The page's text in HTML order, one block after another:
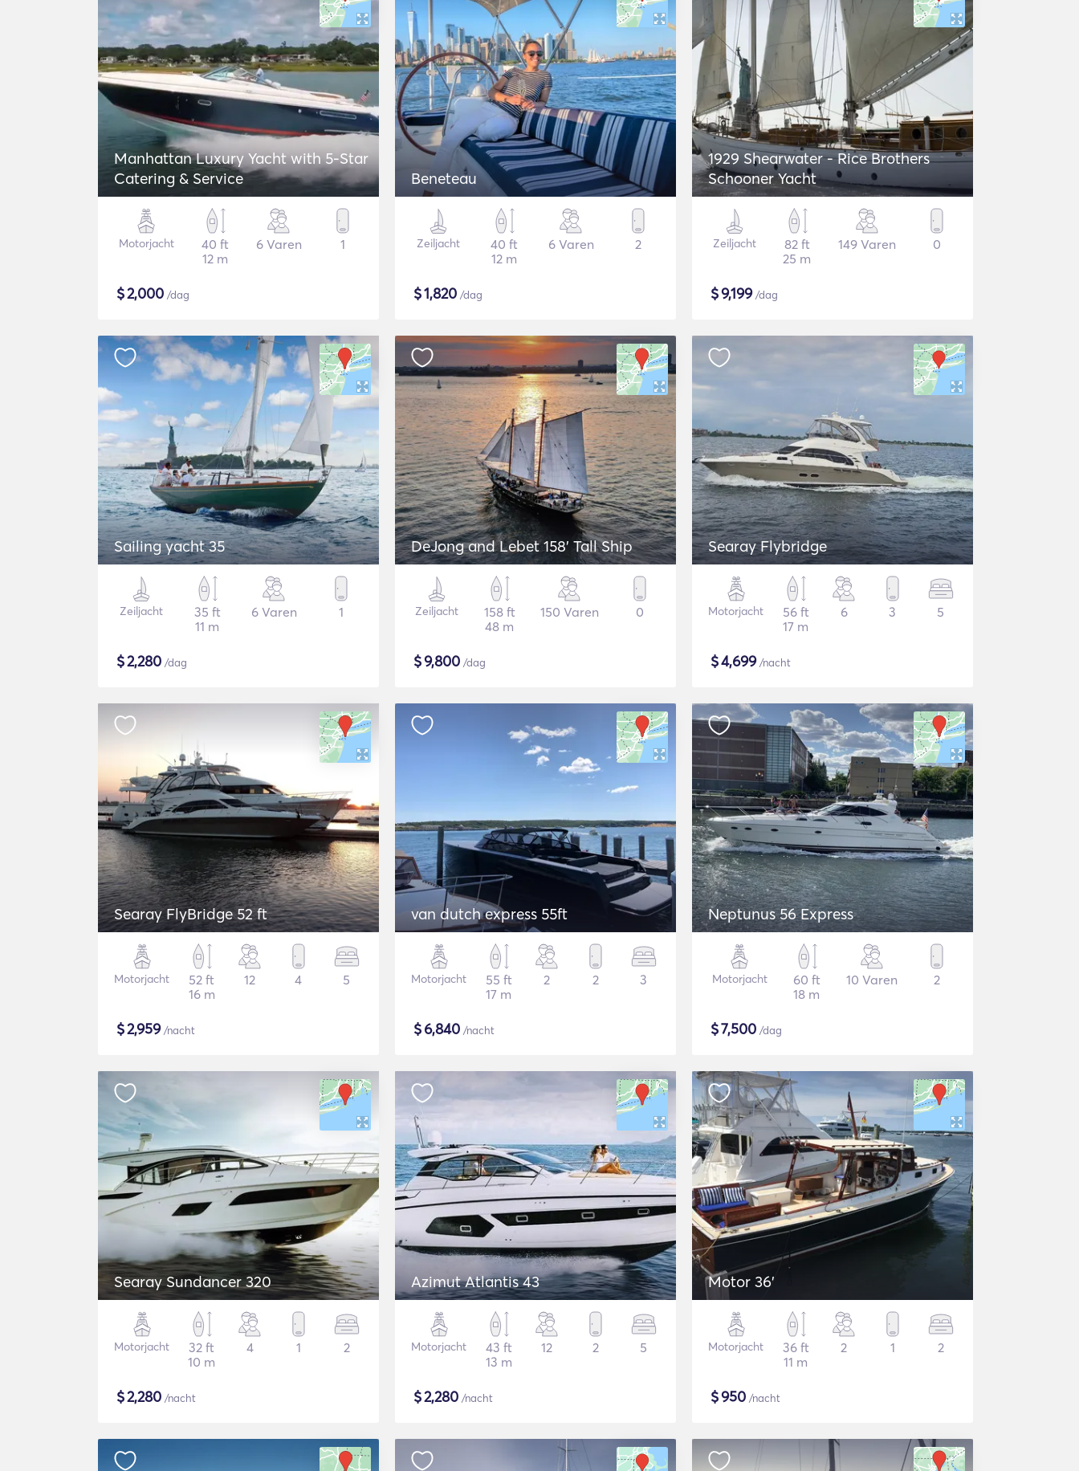
Manhattan Luxury Yacht with 5-Star
Catering & Service
Motorjacht
40 ft
12 m
6 Varen 1
$2,000 /dag
Beneteau
Zeiljacht
40 ft
12 m
6 Varen 2
$1,820 /dag
1929 Shearwater - Rice Brothers
Schooner Yacht
Zeiljacht
82 ft
25 m
149 Varen 0
$9,199/dag
Sailing yacht 35
Zeiljacht
35 ft
11 m
6 Varen 1
$2,280 /dag
DeJong and Lebet 158' Tall Ship
Zeiljacht
158 ft
48 m
150 Varen 0
$9,800 /dag
Searay Flybridge
Motorjacht
56 ft
17 m
6 3 5
$4,699/nacht
Searay FlyBridge 52 ft
Motorjacht
52 ft
16 m
12 4 5
$2,959/nacht
van dutch express 55ft
Motorjacht
55 ft
17 m
2 2 3
$6,840 /nacht
Neptunus 56 Express
Motorjacht
60 ft
18 m
10 Varen 2
$7,500 /dag
Searay Sundancer 320
Motorjacht
32 ft
10 m
4 1 2
$2,280 /nacht
Azimut Atlantis 43
Motorjacht
43 ft
13 m
12 2 5
$2,280 /nacht
Motor 36'
Motorjacht
36 ft
11 m
2 1 2
$950 /nacht